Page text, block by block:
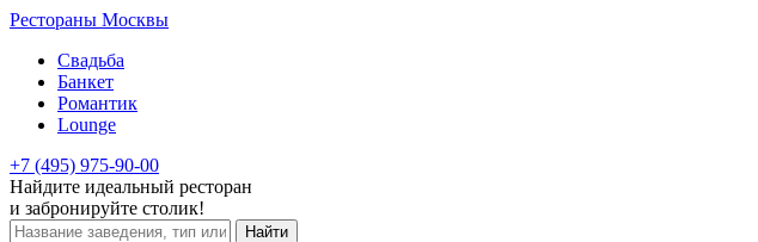
Рестораны Москвы
Свадьба
Банкет
Романтик
Lounge
+7 (495) 975-90-00
Найдите идеальный ресторан
и забронируйте столик!
Найти